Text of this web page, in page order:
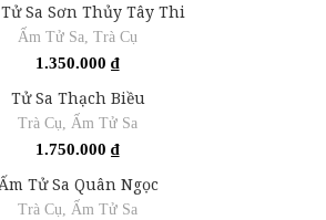
Sa Sơn Thủy Tây Thi
Ấm Tử Sa, Trà Cụ
1.350.000 ₫
Tử Sa Thạch Biều
Trà Cụ, Ấm Tử Sa
1.750.000 ₫
Tử Sa Quân Ngọc
Trà Cụ, Ấm Tử Sa